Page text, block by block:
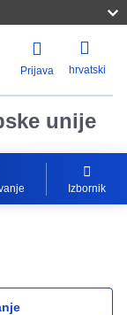
Prijava hrvatski
unije
Izbornik